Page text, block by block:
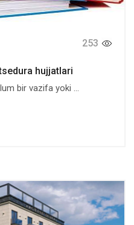
253
hujjatlari
bir vazifa yoki ...